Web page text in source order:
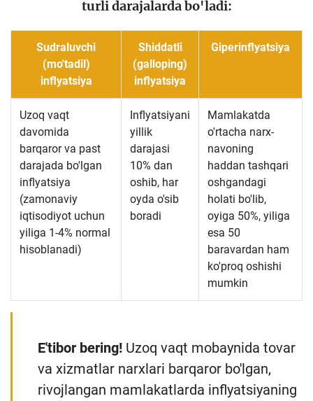
turli darajalarda bo'ladi:
Sudraluvchi
(mo'tadil)
inflyatsiya
Shiddatli
(galloping)
inflyatsiya
Giperinflyatsiya
Uzoq vaqt
davomida
barqaror va past
darajada bo'lgan
inflyatsiya
(zamonaviy
iqtisodiyot uchun
yiliga 1-4% normal
hisoblanadi)
Inflyatsiyani
yillik
darajasi
10% dan
oshib, har
oyda o'sib
boradi
Mamlakatda
o'rtacha narx-
navoning
haddan tashqari
oshgandagi
holati bo'lib,
oyiga 50%, yiliga
esa 50
baravardan ham
ko'proq oshishi
mumkin
E'tibor bering! Uzoq vaqt mobaynida tovar
va xizmatlar narxlari barqaror bo'lgan,
rivojlangan mamlakatlarda inflyatsiyaning